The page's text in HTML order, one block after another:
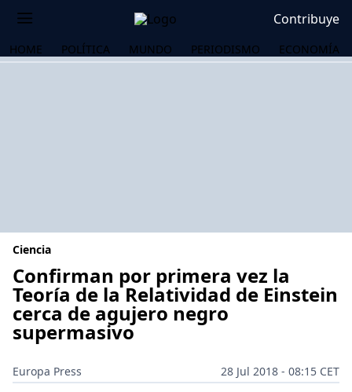
Contribuye
HOME POLÍTICA MUNDO PERIODISMO ECONOMÍA
Ciencia
Confirman por primera vez la
Teoría de la Relatividad de Einstein
cerca de agujero negro
supermasivo
Europa Press
28 Jul 2018 - 08:15 CET